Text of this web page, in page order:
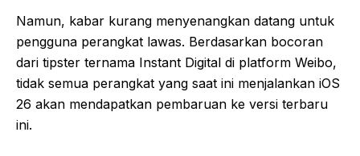
Namun, kabar kurang menyenangkan datang untuk
pengguna perangkat lawas. Berdasarkan bocoran
dari tipster ternama Instant Digital di platform Weibo,
tidak semua perangkat yang saat ini menjalankan iOS
26 akan mendapatkan pembaruan ke versi terbaru
ini.